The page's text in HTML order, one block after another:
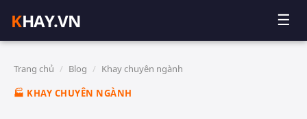
KHAY.VN ☰
Trang chủ / Blog / Khay chuyên ngành
🏭 KHAY CHUYÊN NGÀNH